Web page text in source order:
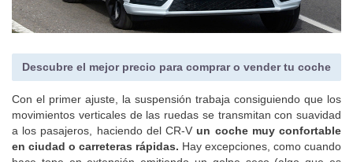
Descubre el mejor precio para comprar o vender tu coche
Con el primer ajuste, la suspensión trabaja consiguiendo que los
movimientos verticales de las ruedas se transmitan con suavidad
a los pasajeros, haciendo del CR-Vun coche muy confortable
en ciudad o carreteras rápidas. Hay excepciones, como cuando